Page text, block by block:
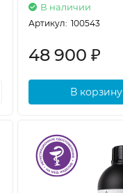
В наличии
Артикул: 100543
48 900 ₽
В корзину